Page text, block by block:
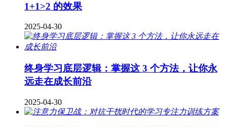
1+1>2 的效果
2025-04-30
终身学习底层逻辑：掌握这 3 个方法，让你永
远走在成长前沿
2025-04-30